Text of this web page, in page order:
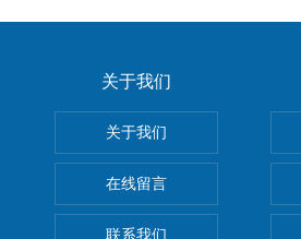
关于我们
关于我们
在线留言
联系我们